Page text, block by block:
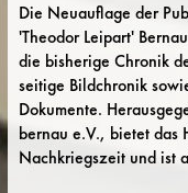
Die Neuauflage der
'Theodor Leipart'
die bisherige Chronik
seitige Bildchronik
Dokumente.
bernau e.V., bietet das
Nachkriegszeit und ist